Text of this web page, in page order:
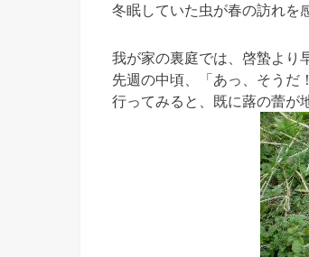
冬眠していた虫が春の訪れを
我が家の裏庭では、啓蟄より
先週の中頃、「あっ、そうだ
行ってみると、既に蕗の蕾が